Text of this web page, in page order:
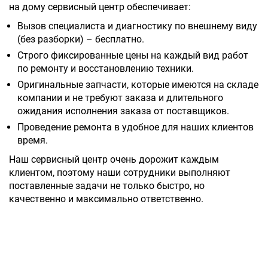
на дому сервисный центр обеспечивает:
Вызов специалиста и диагностику по внешнему виду
(без разборки) – бесплатно.
Строго фиксированные цены на каждый вид работ
по ремонту и восстановлению техники.
Оригинальные запчасти, которые имеются на складе
компании и не требуют заказа и длительного
ожидания исполнения заказа от поставщиков.
Проведение ремонта в удобное для наших клиентов
время.
Наш сервисный центр очень дорожит каждым
клиентом, поэтому наши сотрудники выполняют
поставленные задачи не только быстро, но
качественно и максимально ответственно.